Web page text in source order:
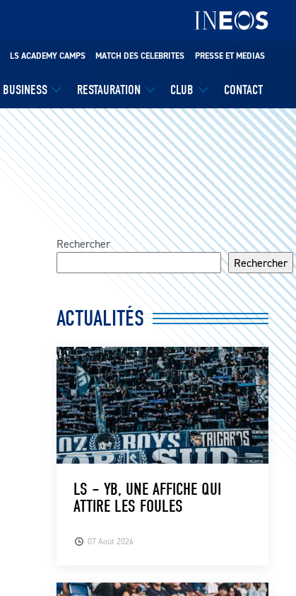
BUSINESS RESTAURATION CLUB CONTACT
LS ACADEMY CAMPS MATCH DES CELEBRITES PRESSE ET MEDIAS
Rechercher
Rechercher
ACTUALITÉS
07 Août 2026
LS – YB, UNE AFFICHE QUI
ATTIRE LES FOULES